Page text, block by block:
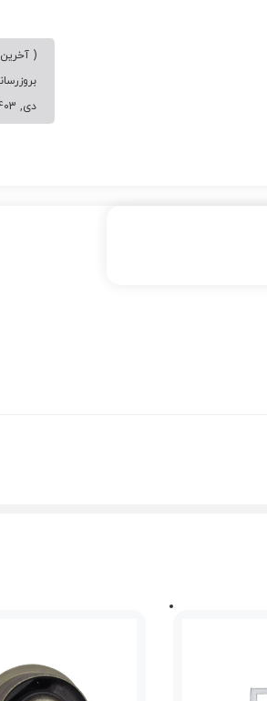
( آخرین
دی, 1403 )